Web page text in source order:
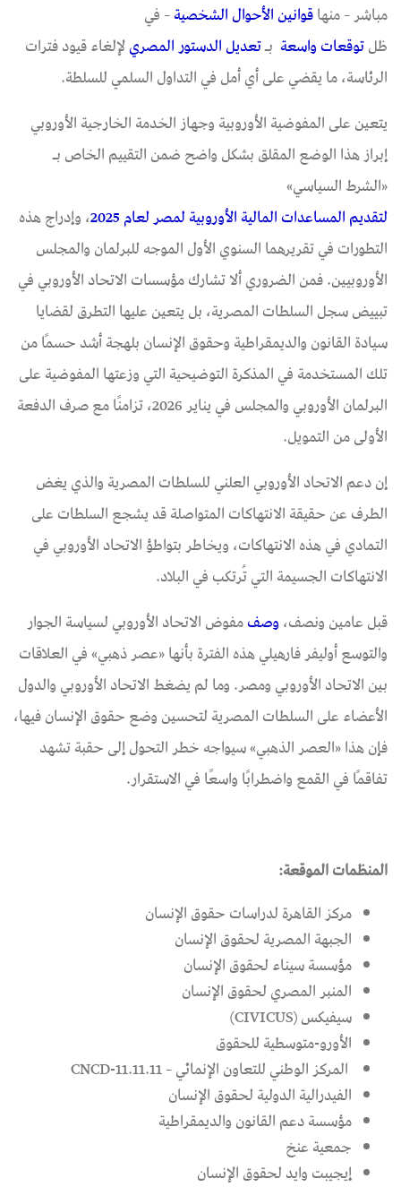
مباشر – منهاقوانين الأحوال الشخصية– في
ظلتوقعاتواسعة بـتعديلالدستورالمصريلإلغاء قيود فترات
الرئاسة، ما يقضي على أي أمل في التداول السلمي للسلطة.
يتعين على المفوضية الأوروبية وجهاز الخدمة الخارجية الأوروبي
إبراز هذا الوضع المقلق بشكل واضح ضمن التقييم الخاص بـ
«الشرط السياسي»
لتقديمالمساعداتالماليةالأوروبيةلمصرلعام
، وإدراج هذه
التطورات في تقريرهما السنوي الأول الموجه للبرلمان والمجلس
الأوروبيين. فمن الضروري ألا تشارك مؤسسات الاتحاد الأوروبي في
تبييض سجل السلطات المصرية، بل يتعين عليها التطرق لقضايا
سيادة القانون والديمقراطية وحقوق الإنسان بلهجة أشد حسمًا من
تلك المستخدمة في المذكرة التوضيحية التي وزعتها المفوضية على
البرلمان الأوروبي والمجلس في يناير 2026، تزامنًا مع صرف الدفعة
الأولى من التمويل.
إن دعم الاتحاد الأوروبي العلني للسلطات المصرية والذي يغض
الطرف عن حقيقة الانتهاكات المتواصلة قد يشجع السلطات على
التمادي في هذه الانتهاكات، ويخاطر بتواطؤ الاتحاد الأوروبي في
الانتهاكات الجسيمة التي تُرتكب في البلاد.
قبل عامين ونصف،وصفمفوض الاتحاد الأوروبي لسياسة الجوار
والتوسع أوليفر فارهيلي هذه الفترة بأنها «عصر ذهبي» في العلاقات
بين الاتحاد الأوروبي ومصر. وما لم يضغط الاتحاد الأوروبي والدول
الأعضاء على السلطات المصرية لتحسين وضع حقوق الإنسان فيها،
فإن هذا «العصر الذهبي» سيواجه خطر التحول إلى حقبة تشهد
تفاقمًا في القمع واضطرابًا واسعًا في الاستقرار.
المنظمات الموقعة:
مركز القاهرة لدراسات حقوق الإنسان
الجبهة المصرية لحقوق الإنسان
مؤسسة سيناء لحقوق الإنسان
المنبر المصري لحقوق الإنسان
سيفيكس(CIVICUS)
الأورو-متوسطية للحقوق
المركز الوطني للتعاون الإنمائي – 11.11.11
CNCD-
الفيدرالية الدولية لحقوق الإنسان
مؤسسة دعم القانون والديمقراطية
جمعية عنخ
إيجيبت وايد لحقوق الإنسان